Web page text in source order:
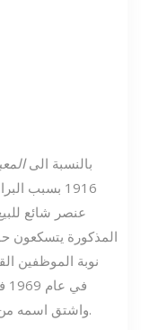
بالنسبة الى
1916 بسبب
عنصر شائع
المذكورة يتسكعون
نوبة الموظفين
واشتق اسمه من تجربة مجتمع برميل التكسير في ذلك اليوم.